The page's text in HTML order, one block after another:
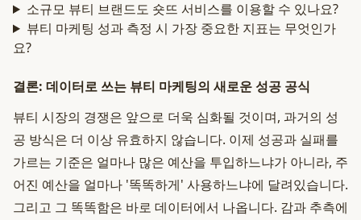
소규모 뷰티 브랜드도 숏뜨 서비스를 이용할 수 있나요?
뷰티 마케팅 성과 측정 시 가장 중요한 지표는 무엇인가
요?
결론: 데이터로 쓰는 뷰티 마케팅의 새로운 성공 공식
뷰티 시장의 경쟁은 앞으로 더욱 심화될 것이며, 과거의 성
공 방식은 더 이상 유효하지 않습니다. 이제 성공과 실패를
가르는 기준은 얼마나 많은 예산을 투입하느냐가 아니라, 주
어진 예산을 얼마나 '똑똑하게' 사용하느냐에 달려있습니다.
그리고 그 똑똑함은 바로 데이터에서 나옵니다. 감과 추측에